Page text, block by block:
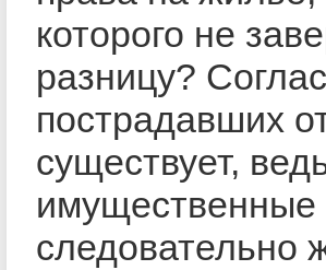
которого не
разницу?
пострадавших
существует,
имущественные
следовательно